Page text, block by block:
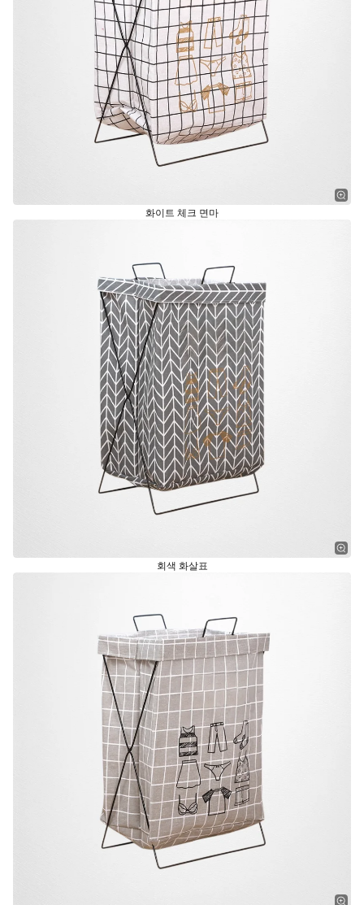
화이트 체크 면마
회색 화살표